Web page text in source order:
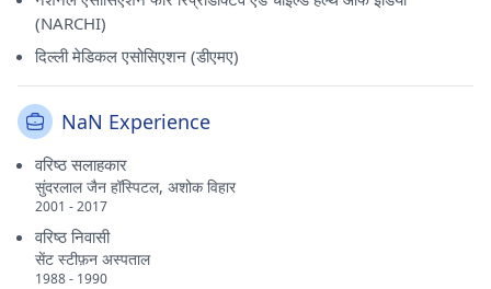
(NARCHI)
दिल्ली मेडिकल एसोसिएशन (डीएमए)
NaN Experience
वरिष्ठ सलाहकार
सुंदरलाल जैन हॉस्पिटल, अशोक विहार
2001 - 2017
वरिष्ठ निवासी
सेंट स्टीफ़न अस्पताल
1988 - 1990